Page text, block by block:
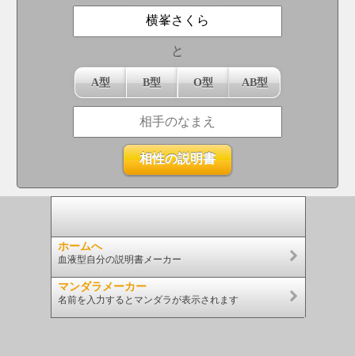
と
A型 B型 O型 AB型
ホームへ
血液型自分の説明書メーカー
マンダラメーカー
名前を入力するとマンダラが表示されます